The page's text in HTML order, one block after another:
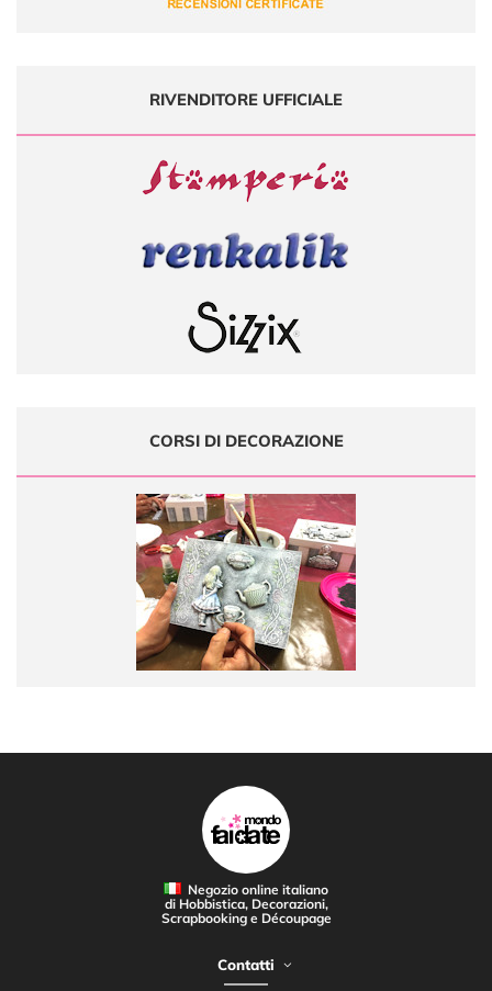
RIVENDITORE UFFICIALE
CORSI DI DECORAZIONE
Negozio online italiano
di Hobbistica, Decorazioni,
Scrapbooking e Découpage
Contatti